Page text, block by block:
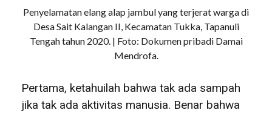
Penyelamatan elang alap jambul yang terjerat warga di
Desa Sait Kalangan II, Kecamatan Tukka, Tapanuli
Tengah tahun 2020. | Foto: Dokumen pribadi Damai
Mendrofa.
Pertama, ketahuilah bahwa tak ada sampah
jika tak ada aktivitas manusia. Benar bahwa